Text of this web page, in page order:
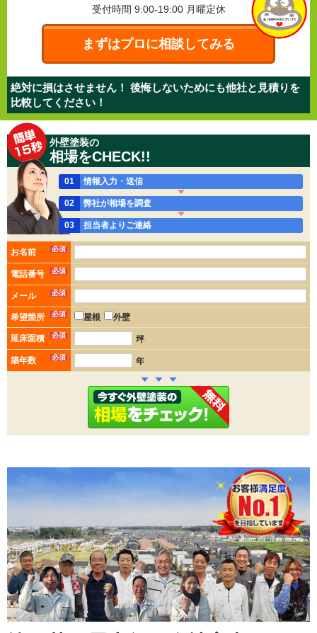
受付時間 9:00-19:00 月曜定休
まずはプロに相談してみる
絶対に損はさせません！ 後悔しないためにも他社と見積りを
比較してください！
外壁塗装の
相場をCHECK!!
01 情報入力・送信
02 弊社が相場を調査
03 担当者よりご連絡
お名前 必須
電話番号 必須
メール 必須
希望箇所 必須 屋根 外壁
延床面積 必須 坪
築年数 必須 年